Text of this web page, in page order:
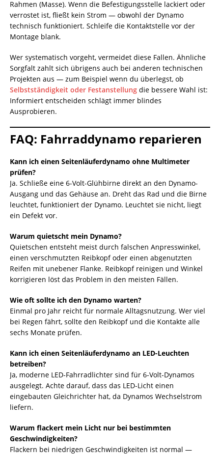
Rahmen (Masse). Wenn die Befestigungsstelle lackiert oder
verrostet ist, fließt kein Strom — obwohl der Dynamo
technisch funktioniert. Schleife die Kontaktstelle vor der
Montage blank.
Wer systematisch vorgeht, vermeidet diese Fallen. Ähnliche
Sorgfalt zahlt sich übrigens auch bei anderen technischen
Projekten aus — zum Beispiel wenn du überlegst, ob
Selbstständigkeit oder Festanstellung die bessere Wahl ist:
Informiert entscheiden schlägt immer blindes
Ausprobieren.
FAQ: Fahrraddynamo reparieren
Kann ich einen Seitenläuferdynamo ohne Multimeter
prüfen?
Ja. Schließe eine 6-Volt-Glühbirne direkt an den Dynamo-
Ausgang und das Gehäuse an. Dreht das Rad und die Birne
leuchtet, funktioniert der Dynamo. Leuchtet sie nicht, liegt
ein Defekt vor.
Warum quietscht mein Dynamo?
Quietschen entsteht meist durch falschen Anpresswinkel,
einen verschmutzten Reibkopf oder einen abgenutzten
Reifen mit unebener Flanke. Reibkopf reinigen und Winkel
korrigieren löst das Problem in den meisten Fällen.
Wie oft sollte ich den Dynamo warten?
Einmal pro Jahr reicht für normale Alltagsnutzung. Wer viel
bei Regen fährt, sollte den Reibkopf und die Kontakte alle
sechs Monate prüfen.
Kann ich einen Seitenläuferdynamo an LED-Leuchten
betreiben?
Ja, moderne LED-Fahrradlichter sind für 6-Volt-Dynamos
ausgelegt. Achte darauf, dass das LED-Licht einen
eingebauten Gleichrichter hat, da Dynamos Wechselstrom
liefern.
Warum flackert mein Licht nur bei bestimmten
Geschwindigkeiten?
Flackern bei niedrigen Geschwindigkeiten ist normal —